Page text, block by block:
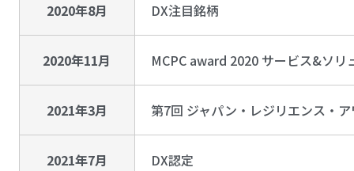
2020年8月 DX注目銘柄
2020年11月 MCPC award 2020 サービス&ソリ
2021年3月 第7回 ジャパン・レジリエンス・
2021年7月 DX認定